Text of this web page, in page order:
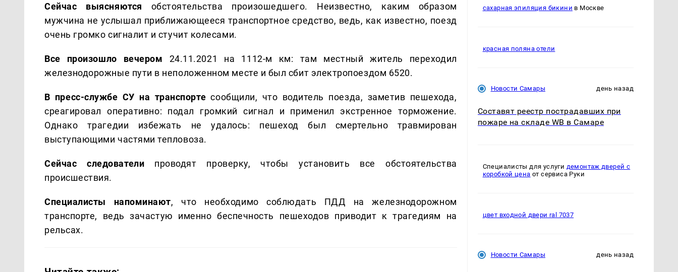
Сейчас выясняются обстоятельства произошедшего. Неизвестно, каким образом
мужчина не услышал приближающееся транспортное средство, ведь, как известно, поезд
очень громко сигналит и стучит колесами.
Все произошло вечером 24.11.2021 на 1112-м км: там местный житель переходил
железнодорожные пути в неположенном месте и был сбит электропоездом 6520.
В пресс-службе СУ на транспорте сообщили, что водитель поезда, заметив пешехода,
среагировал оперативно: подал громкий сигнал и применил экстренное торможение.
Однако трагедии избежать не удалось: пешеход был смертельно травмирован
выступающими частями тепловоза.
Сейчас следователи проводят проверку, чтобы установить все обстоятельства
происшествия.
Специалисты напоминают, что необходимо соблюдать ПДД на железнодорожном
транспорте, ведь зачастую именно беспечность пешеходов приводит к трагедиям на
рельсах.
сахарная эпиляция бикини в Москве
красная поляна отели
Новости Самары день назад
Составят реестр пострадавших при
пожаре на складе WB в Самаре
Специалисты для услуги демонтаж дверей с
коробкой цена от сервиса Руки
цвет входной двери ral 7037
Новости Самары день назад